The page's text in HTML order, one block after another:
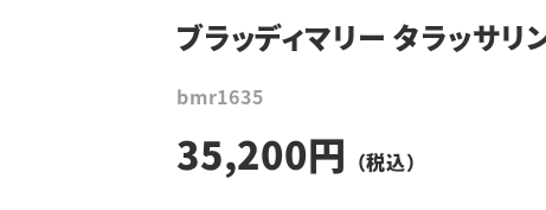
ブラッディマリー タラッサリ
bmr1635
35,200